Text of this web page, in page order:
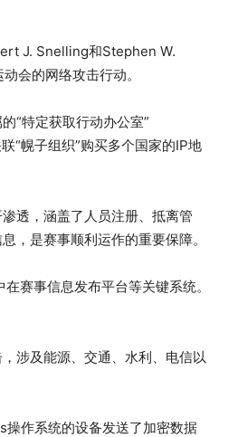
J. Snelling和Stephen W.
会的网络攻击行动。
“特定获取行动办公室”
“幌子组织”购买多个国家的IP地
透，涵盖了人员注册、抵离管
，是赛事顺利运作的重要保障。
赛事信息发布平台等关键系统。
涉及能源、交通、水利、电信以
作系统的设备发送了加密数据